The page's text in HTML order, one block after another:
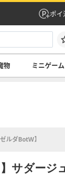
ポイ
物 ミニゲーム
ルダBotW】
サダージ